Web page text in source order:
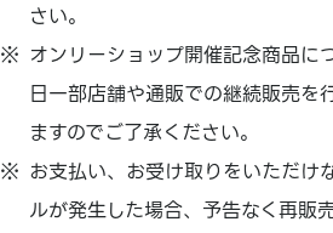
さい。
オンリーショップ開催記念商品に
日一部店舗や通販での継続販売を
ますのでご了承ください。
お支払い、お受け取りをいただけ
ルが発生した場合、予告なく再販